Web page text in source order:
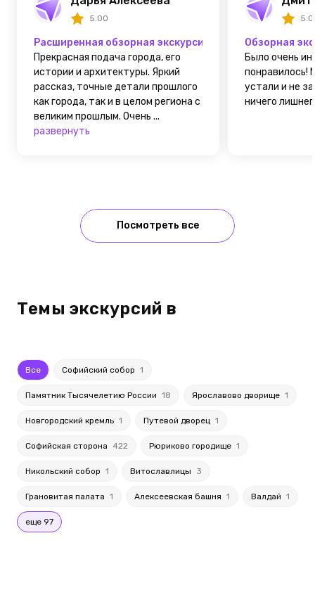
5.00
Расширенная обзорная экскурсия на транспорте по
Прекрасная подача города, его
истории и архитектуры. Яркий
рассказ, точные детали прошлого
как города, так и в целом региона с
великим прошлым. Очень ...
развернуть
Обзорная
Было очень
понравилось!
устали и не
ничего
Посмотреть все
Темы экскурсий в
Все Софийский собор 1
Памятник Тысячелетию России 18 Ярославово дворище 1
Новгородский кремль 1 Путевой дворец 1
Софийская сторона 422 Рюриково городище 1
Никольский собор 1 Витославлицы 3
Грановитая палата 1 Алексеевская башня 1 Валдай 1
еще 97